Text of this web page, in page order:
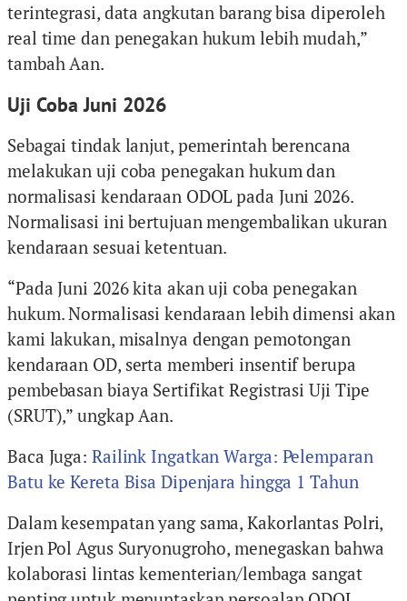
terintegrasi, data angkutan barang bisa diperoleh
real time dan penegakan hukum lebih mudah,”
tambah Aan.
Uji Coba Juni 2026
Sebagai tindak lanjut, pemerintah berencana
melakukan uji coba penegakan hukum dan
normalisasi kendaraan ODOL pada Juni 2026.
Normalisasi ini bertujuan mengembalikan ukuran
kendaraan sesuai ketentuan.
“Pada Juni 2026 kita akan uji coba penegakan
hukum. Normalisasi kendaraan lebih dimensi akan
kami lakukan, misalnya dengan pemotongan
kendaraan OD, serta memberi insentif berupa
pembebasan biaya Sertifikat Registrasi Uji Tipe
(SRUT),” ungkap Aan.
Baca Juga: Railink Ingatkan Warga: Pelemparan
Batu ke Kereta Bisa Dipenjara hingga 1 Tahun
Dalam kesempatan yang sama, Kakorlantas Polri,
Irjen Pol Agus Suryonugroho, menegaskan bahwa
kolaborasi lintas kementerian/lembaga sangat